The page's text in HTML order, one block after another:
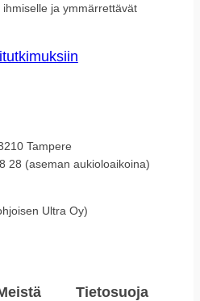
ja ymmärrettävät
Tampere
28 (aseman aukioloaikoina)
Ultra Oy)
Tietosuoja